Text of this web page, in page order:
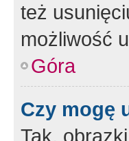
też
możliwość
Góra
Czy mogę
Tak,